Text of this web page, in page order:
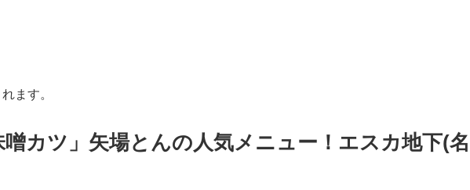
ます。
カツ」矢場とんの人気メニュー！エスカ地下(名